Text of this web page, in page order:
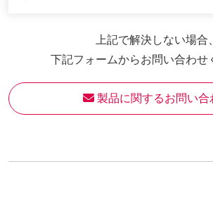
上記で解決しない場合、
下記フォームからお問い合わせ
製品に関するお問い合